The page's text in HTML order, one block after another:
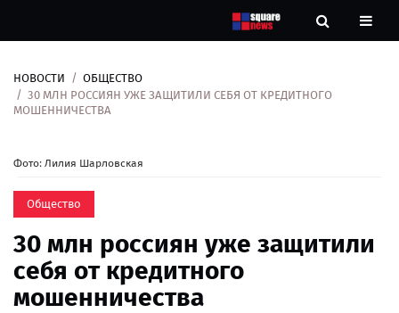
Новости
нас
НОВОСТИ
ОБЩЕСТВО
30 МЛН РОССИЯН УЖЕ ЗАЩИТИЛИ СЕБЯ ОТ КРЕДИТНОГО
МОШЕННИЧЕСТВА
Фото: Лилия Шарловская
Общество
30 млн россиян уже защитили
себя от кредитного
мошенничества